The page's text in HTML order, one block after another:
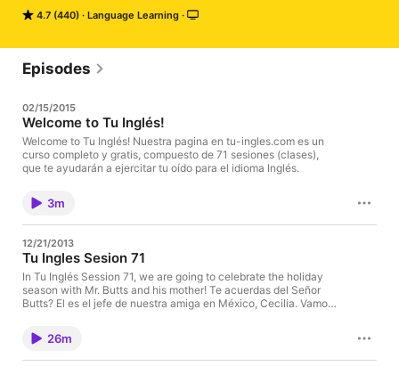
4.7 (440) Language Learning
conjugación, consejos, grabaciones de discursos, y otros
Episodes
02/15/2015
Welcome to Tu Inglés!
Welcome to Tu Inglés! Nuestra pagina en tu-ingles.com es un
curso completo y gratis, compuesto de 71 sesiones (clases),
que te ayudarán a ejercitar tu oído para el idioma Inglés.
3m
12/21/2013
Tu Ingles Sesion 71
In Tu Inglés Session 71, we are going to celebrate the holiday
season with Mr. Butts and his mother! Te acuerdas del Señor
Butts? El es el jefe de nuestra amiga en México, Cecilia. Vamos
ciento en inglés y llena de phrasal verbs -- verbos con
preposiciones! Pero no te estreses! Hay una transcripción de
esta sesión disponible gratis en nuestra recientemente
26m